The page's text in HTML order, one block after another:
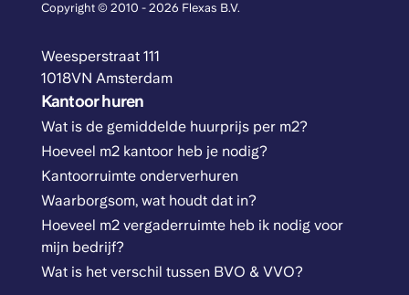
Copyright © 2010 - 2026 Flexas B.V.
Weesperstraat 111
1018VN Amsterdam
Kantoor huren
Wat is de gemiddelde huurprijs per m2?
Hoeveel m2 kantoor heb je nodig?
Kantoorruimte onderverhuren
Waarborgsom, wat houdt dat in?
Hoeveel m2 vergaderruimte heb ik nodig voor
mijn bedrijf?
Wat is het verschil tussen BVO & VVO?